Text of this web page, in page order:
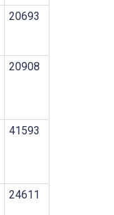
20693
20908
41593
24611